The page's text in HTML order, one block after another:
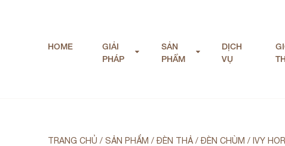
HOME
GIẢI
PHÁP
SẢN
PHẨM
DỊCH
VỤ
TRANG CHỦ / SẢN PHẨM / ĐÈN THẢ / ĐÈN CHÙM / IVY